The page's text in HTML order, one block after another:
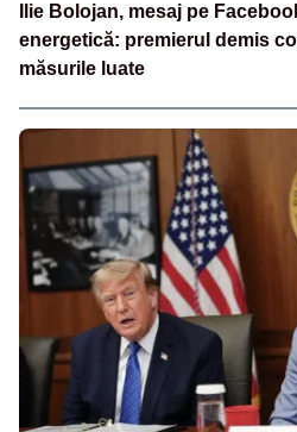
Ilie Bolojan, mesaj pe
energetică: premierul demis
măsurile luate